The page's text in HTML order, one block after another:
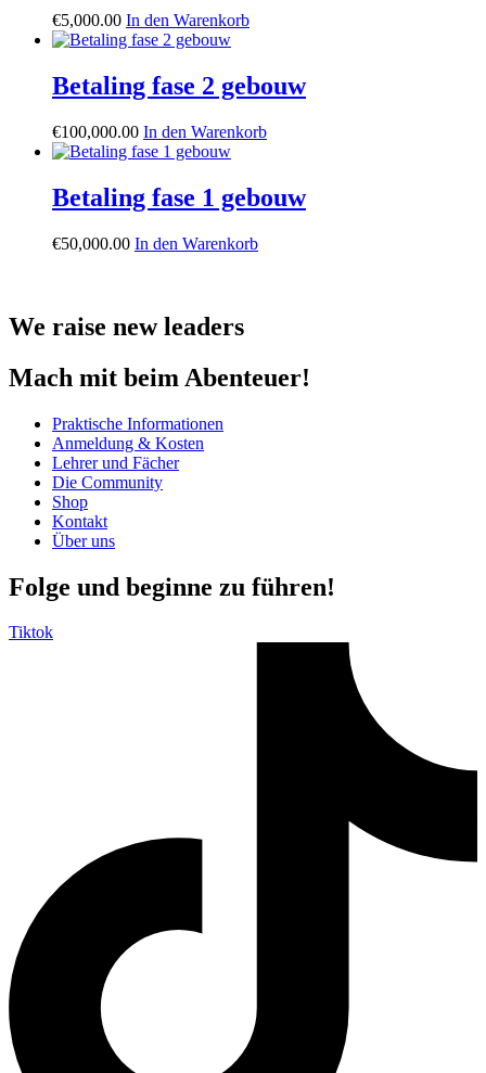
€5,000.00 In den Warenkorb
Betaling fase 2 gebouw
€100,000.00 In den Warenkorb
Betaling fase 1 gebouw
€50,000.00 In den Warenkorb
We raise new leaders
Mach mit beim Abenteuer!
Praktische Informationen
Anmeldung & Kosten
Lehrer und Fächer
Die Community
Shop
Kontakt
Über uns
Folge und beginne zu führen!
Tiktok